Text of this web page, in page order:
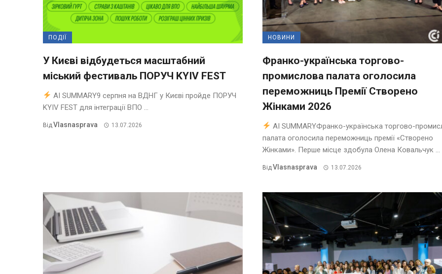
ПОДІЇ
У Києві відбудеться масштабний
міський фестиваль ПОРУЧ KYIV FEST
AI SUMMARY9 серпня на ВДНГ у Києві пройде ПОРУЧ
KYIV FEST для інтеграції ВПО ...
ВідVlasnasprava 13.07.2026
НОВИНИ
Франко-українська торгово-
промислова палата оголосила
переможниць Премії Створено
Жінками 2026
AI SUMMARYФранко-українська торгово-
палата оголосила переможниць премії «Створено
Жінками». Перше місце здобула Олена Ковальчук ...
ВідVlasnasprava 13.07.2026